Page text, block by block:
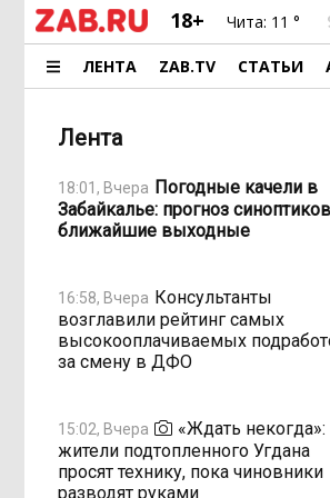
18+ Чита: 11 °
ЛЕНТА ZAB.TV СТАТЬИ
Лента
18:01, Вчера Погодные качели в
Забайкалье: прогноз
ближайшие выходные
16:58, Вчера Консультанты
возглавили рейтинг самых
высокооплачиваемых
за смену в ДФО
15:02, Вчера
«Ждать некогда»:
жители подтопленного Угдана
просят технику, пока чиновники
разводят руками